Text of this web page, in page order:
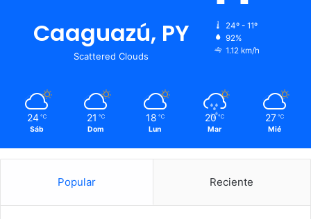
Caaguazú, PY
Scattered Clouds
24º - 11º
92%
1.12 km/h
24 ℃
Sáb
21 ℃
Dom
18 ℃
Lun
20 ℃
Mar
27 ℃
Mié
Popular Reciente